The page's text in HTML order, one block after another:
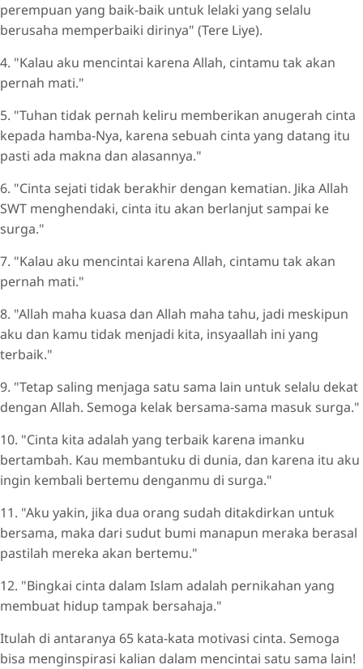
perempuan yang baik-baik untuk lelaki yang selalu
berusaha memperbaiki dirinya" (Tere Liye).
4. "Kalau aku mencintai karena Allah, cintamu tak akan
pernah mati."
5. "Tuhan tidak pernah keliru memberikan anugerah cinta
kepada hamba-Nya, karena sebuah cinta yang datang itu
pasti ada makna dan alasannya."
6. "Cinta sejati tidak berakhir dengan kematian. Jika Allah
SWT menghendaki, cinta itu akan berlanjut sampai ke
surga."
7. "Kalau aku mencintai karena Allah, cintamu tak akan
pernah mati."
8. "Allah maha kuasa dan Allah maha tahu, jadi meskipun
aku dan kamu tidak menjadi kita, insyaallah ini yang
terbaik."
9. "Tetap saling menjaga satu sama lain untuk selalu dekat
dengan Allah. Semoga kelak bersama-sama masuk surga."
10. "Cinta kita adalah yang terbaik karena imanku
bertambah. Kau membantuku di dunia, dan karena itu aku
ingin kembali bertemu denganmu di surga."
11. "Aku yakin, jika dua orang sudah ditakdirkan untuk
bersama, maka dari sudut bumi manapun meraka berasal
pastilah mereka akan bertemu."
12. "Bingkai cinta dalam Islam adalah pernikahan yang
membuat hidup tampak bersahaja."
Itulah di antaranya 65 kata-kata motivasi cinta. Semoga
bisa menginspirasi kalian dalam mencintai satu sama lain!